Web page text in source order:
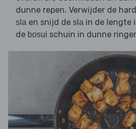
dunne repen. Verwijder de
sla en snijd de sla in de lengte
de bosui schuin in dunne